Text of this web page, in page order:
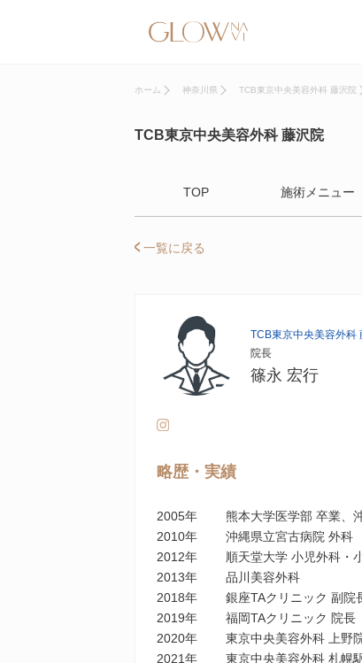
ホーム 神奈川県 TCB東京中央美容外科 藤沢院
TCB東京中央美容外科 藤沢院
TOP 施術メニュー
一覧に戻る
TCB東京中央美容外科
院長
篠永 宏行
略歴・実績
2005年 熊本大学医学部 卒業、沖
2010年 沖縄県立宮古病院 外科
2012年 順天堂大学 小児外科・小
2013年 品川美容外科
2018年 銀座TAクリニック 副院
2019年 福岡TAクリニック 院長
2020年 東京中央美容外科 上野
2021年 東京中央美容外科 札幌